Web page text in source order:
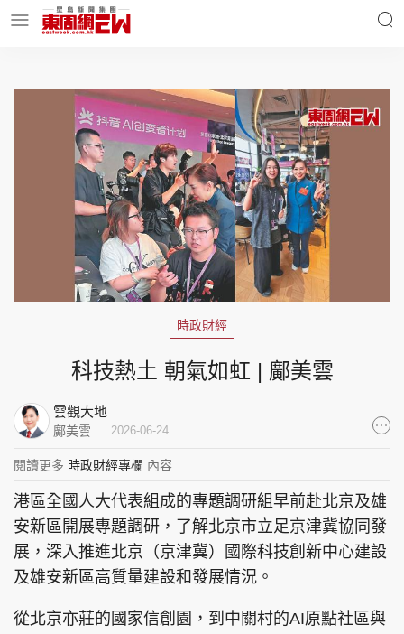
明星名人 時事財經
東周Ladies 優享生活
東周食玩通 會員活動
集團旗下品牌
東周刊 cazbuyer 東Touch
PCM 電腦廣場 星島頭條 星島日報
時政財經
科技熱土 朝氣如虹 | 鄺美雲
雲觀大地
鄺美雲 2026-06-24
閱讀更多 時政財經專欄 內容
港區全國人大代表組成的專題調研組早前赴北京及雄
安新區開展專題調研，了解北京市立足京津冀協同發
展，深入推進北京（京津冀）國際科技創新中心建設
及雄安新區高質量建設和發展情況。
從北京亦莊的國家信創園，到中關村的AI原點社區與